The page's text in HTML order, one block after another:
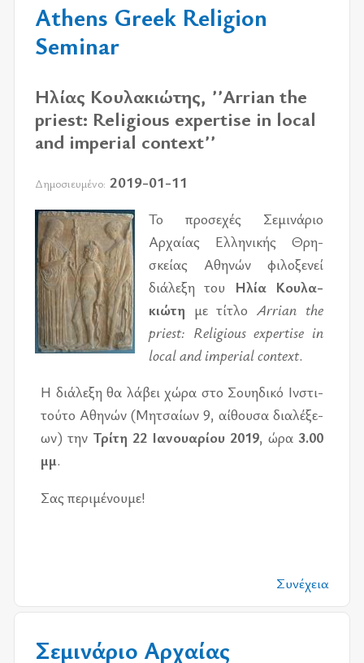
Athens Greek Religion
Seminar
Ηλίας Κουλακιώτης, ʼʼArrian the
priest: Religious expertise in local
and imperial contextʼʼ
Δημοσιευμένο: 2019-01-11
Το προ­σε­χές Σεμι­νά­ριο
Αρχαί­ας Ελλη­νι­κής Θρη­
σκεί­ας Αθη­νών φι­λο­ξε­νεί
διά­λε­ξη του
Ηλία Κου­λα­
κιώ­τη με τί­τλοArrian the
priest: Religious expertise in
local and imperial context.
Η διά­λε­ξη θα λά­βει χώρα στο Σου­η­δι­κό Ινστι­
τού­το Αθη­νών (Μητσαί­ων 9, αί­θου­σα δια­λέ­ξε­
ων) την Τρίτη 22 Ιανουα­ρί­ου 2019, ώρα 3.00
μμ.
Σας πε­ρι­μέ­νου­με!
Συνέχεια
Σεμινάριο Αρχαίας